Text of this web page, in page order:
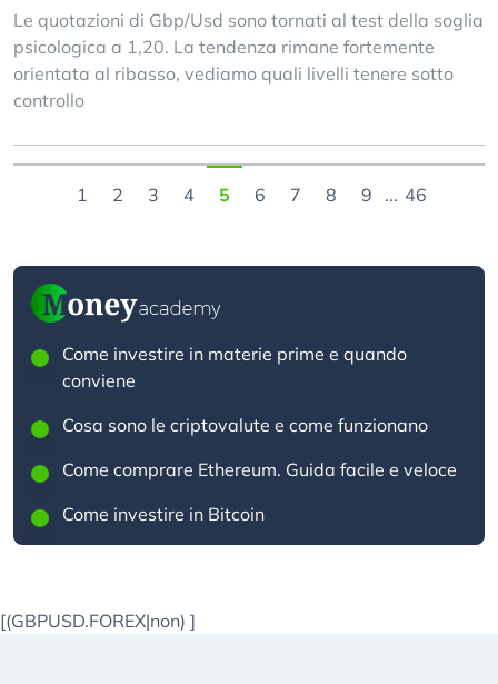
Le quotazioni di Gbp/Usd sono tornati al test della soglia
psicologica a 1,20. La tendenza rimane fortemente
orientata al ribasso, vediamo quali livelli tenere sotto
controllo
1 2 3 4 5 6 7 8 9 ... 46
Come investire in materie prime e quando
conviene
Cosa sono le criptovalute e come funzionano
Come comprare Ethereum. Guida facile e veloce
Come investire in Bitcoin
[(GBPUSD.FOREX|non) ]